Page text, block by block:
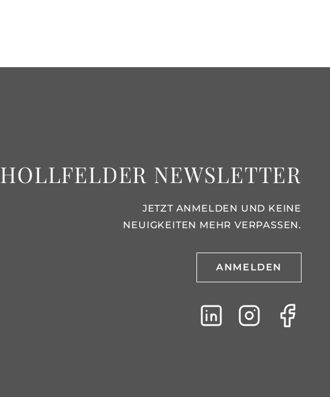
HOLLFELDER NEWSLETTER
JETZT ANMELDEN UND KEINE
NEUIGKEITEN MEHR VERPASSEN.
ANMELDEN